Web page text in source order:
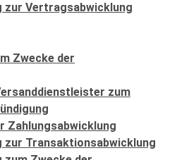
zur Vertragsabwicklung
Zwecke der
zum
Zahlungsabwicklung
zur Transaktionsabwicklung